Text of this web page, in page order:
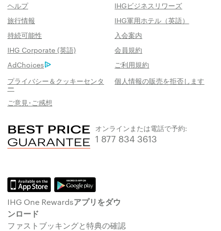
ヘルプ
IHGビジネスリワーズ
旅行情報
IHG軍用ホテル（英語）
持続可能性
入会案内
IHG Corporate (英語)
会員規約
AdChoices
ご利用規約
プライバシー＆クッキーセンタ
ー
個人情報の販売を拒否します
ご意見･ご感想
オンラインまたは電話で予約:
1 877 834 3613
IHG One Rewardsアプリをダウ
ンロード
ファストブッキングと特典の確認